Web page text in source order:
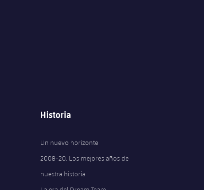
Historia
Un nuevo horizonte
2008-20. Los mejores años de
nuestra historia